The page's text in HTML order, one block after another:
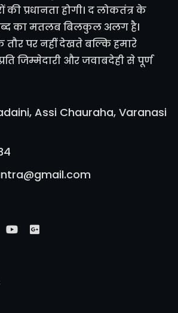
की प्रधानता होगी। द लोकतंत्र के
शब्द का मतलब बिलकुल अलग है।
तौर पर नहीं देखते बल्कि हमारे
जिम्मेदारी और जवाबदेही से पूर्ण
Assi Chauraha, Varanasi